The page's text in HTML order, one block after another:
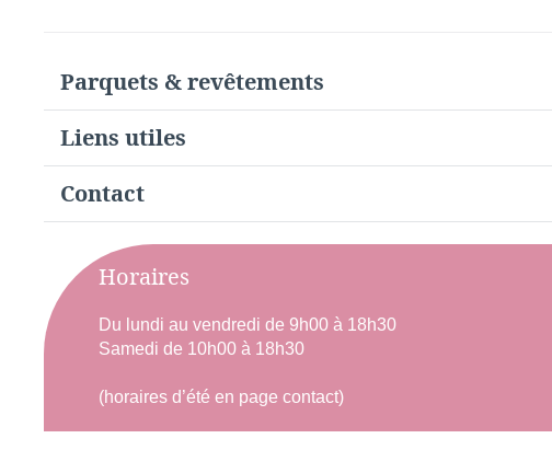
Parquets & revêtements
Liens utiles
Contact
Horaires
Du lundi au vendredi de 9h00 à 18h30
Samedi de 10h00 à 18h30
(horaires d’été en page contact)